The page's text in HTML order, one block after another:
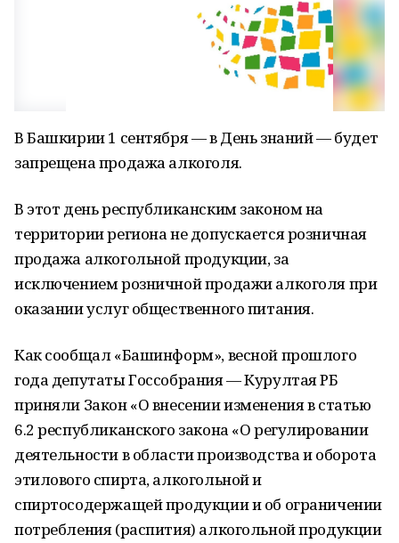
В Башкирии 1 сентября — в День знаний — будет
запрещена продажа алкоголя.
В этот день республиканским законом на
территории региона не допускается розничная
продажа алкогольной продукции, за
исключением розничной продажи алкоголя при
оказании услуг общественного питания.
Как сообщал «Башинформ», весной прошлого
года депутаты Госсобрания — Курултая РБ
приняли Закон «О внесении изменения в статью
6.2 республиканского закона «О регулировании
деятельности в области производства и оборота
этилового спирта, алкогольной и
спиртосодержащей продукции и об ограничении
потребления (распития) алкогольной продукции